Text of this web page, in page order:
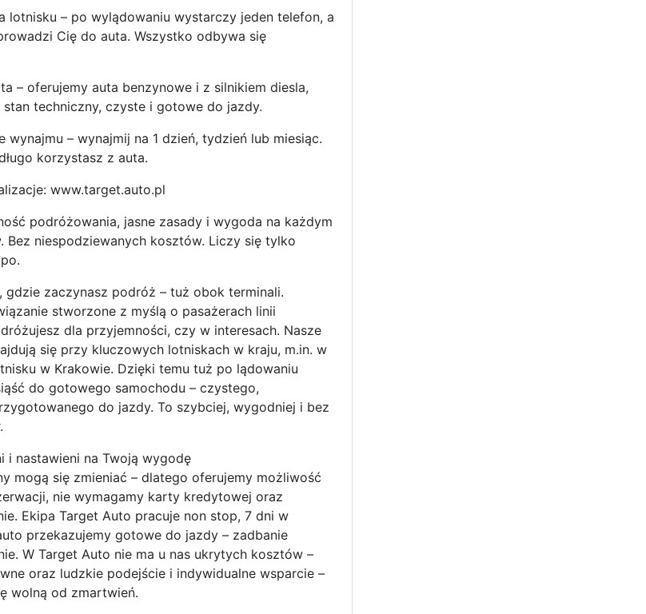
lotnisku – po wylądowaniu wystarczy jeden telefon, a
Cię do auta. Wszystko odbywa się
– oferujemy auta benzynowe i z silnikiem diesla,
techniczny, czyste i gotowe do jazdy.
wynajmu – wynajmij na 1 dzień, tydzień lub miesiąc.
korzystasz z auta.
www.target.auto.pl
podróżowania, jasne zasady i wygoda na każdym
Bez niespodziewanych kosztów. Liczy się tylko
gdzie zaczynasz podróż – tuż obok terminali.
stworzone z myślą o pasażerach linii
dla przyjemności, czy w interesach. Nasze
się przy kluczowych lotniskach w kraju, m.in. w
w Krakowie. Dzięki temu tuż po lądowaniu
do gotowego samochodu – czystego,
do jazdy. To szybciej, wygodniej i bez
i nastawieni na Twoją wygodę
mogą się zmieniać – dlatego oferujemy możliwość
nie wymagamy karty kredytowej oraz
Ekipa Target Auto pracuje non stop, 7 dni w
przekazujemy gotowe do jazdy – zadbanie
W Target Auto nie ma u nas ukrytych kosztów –
oraz ludzkie podejście i indywidualne wsparcie –
wolną od zmartwień.